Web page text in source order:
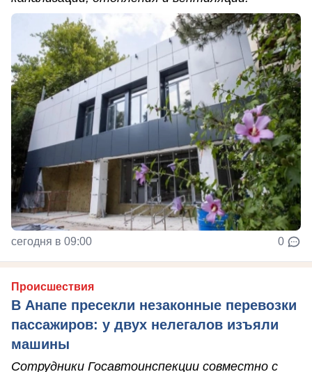
сегодня в 09:00 0
Происшествия
В Анапе пресекли незаконные перевозки
пассажиров: у двух нелегалов изъяли
машины
Сотрудники Госавтоинспекции совместно с